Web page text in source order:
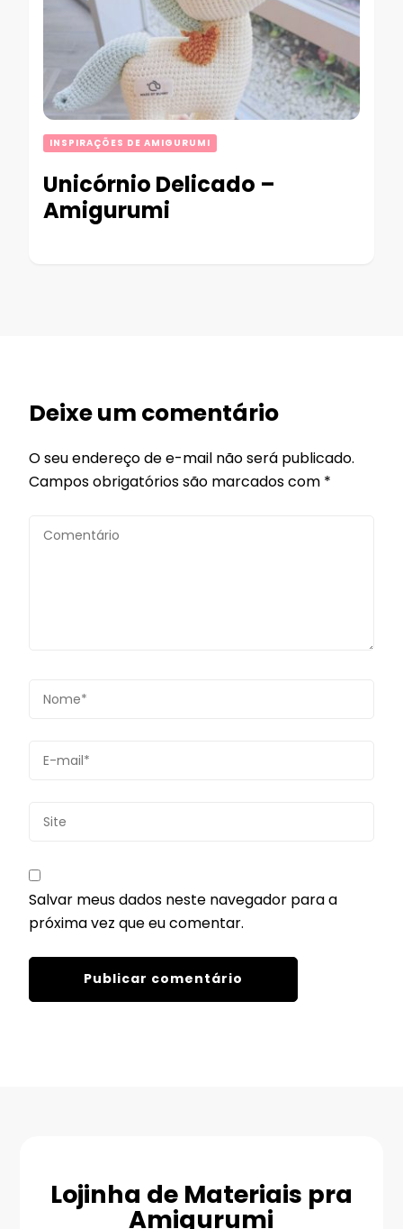
INSPIRAÇÕES DE AMIGURUMI
Unicórnio Delicado –
Amigurumi
Deixe um comentário
O seu endereço de e-mail não será publicado.
Campos obrigatórios são marcados com *
Salvar meus dados neste navegador para a
próxima vez que eu comentar.
Lojinha de Materiais pra
Amigurumi